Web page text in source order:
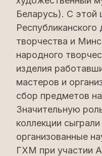
Беларусь). С этой
творчества и
народного
изделия
мастеров и
сбор предметов
Значительную
коллекции
организованные
ГХМ при участии